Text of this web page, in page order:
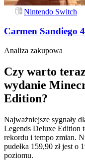
Nintendo Switch
Carmen Sandiego
Analiza zakupowa
Czy warto
wydanie
Edition?
Najważniejsze sygnały
Legends Deluxe Edition
rekordu i tempo zmian.
pudełka 159,90 zł jest o
poziomu.